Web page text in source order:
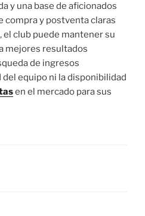
y una base de aficionados
compra y postventa claras
club puede mantener su
mejores resultados
de ingresos
equipo ni la disponibilidad
en el mercado para sus